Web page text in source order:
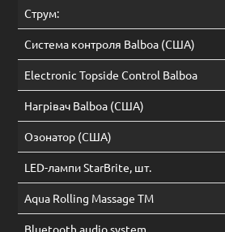
Струм:
Система контроля Balboa (США)
Electronic Topside Control Balboa
Нагрівач Balboa (США)
Oзонатор (CША)
LED-лампи StarBrite, шт.
Aqua Rolling Massage TM